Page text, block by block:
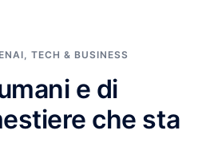
, TECH & BUSINESS
e di
che sta